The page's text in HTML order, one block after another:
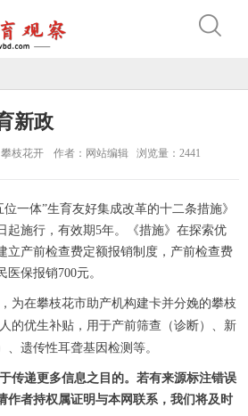
新政
枝花开 作者：网站编辑 浏览量：2441
一体”生育友好集成改革的十二条措施》
起施行，有效期5年。《措施》在探索优
立产前检查费定额报销制度，产前检查费
保报销700元。
为在攀枝花市助产机构建卡并分娩的攀枝
的优生补贴，用于产前筛查（诊断）、新
遗传性耳聋基因检测等。
传递更多信息之目的。若有来源标注错误
作者持权属证明与本网联系，我们将及时